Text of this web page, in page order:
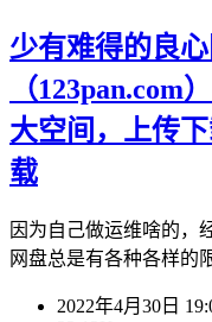
少有难得的良
（123pan.com
大空间，上传
载
因为自己做运维啥的，
网盘总是有各种各样的
2022年4月30日